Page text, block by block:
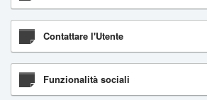
Contattare l'Utente
Funzionalità sociali